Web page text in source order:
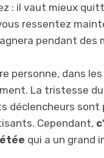
: il vaut mieux
ressentez
pendant des
personne, dans
La tristesse
déclencheurs
Cependant,
qui a un grand